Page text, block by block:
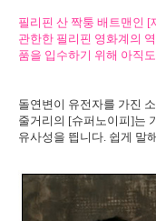
필리핀 산 짝퉁 배트맨인 [
관한한 필리핀 영화계의
품을 입수하기 위해 아직
돌연변이 유전자를 가진
줄거리의 [슈퍼노이피]는
유사성을 띕니다. 쉽게 말